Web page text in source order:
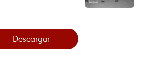
Descargar